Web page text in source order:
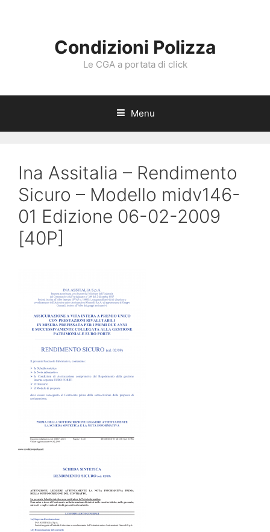
Condizioni Polizza
Le CGA a portata di click
Menu
Ina Assitalia – Rendimento
Sicuro – Modello midv146-
01 Edizione 06-02-2009
[40P]